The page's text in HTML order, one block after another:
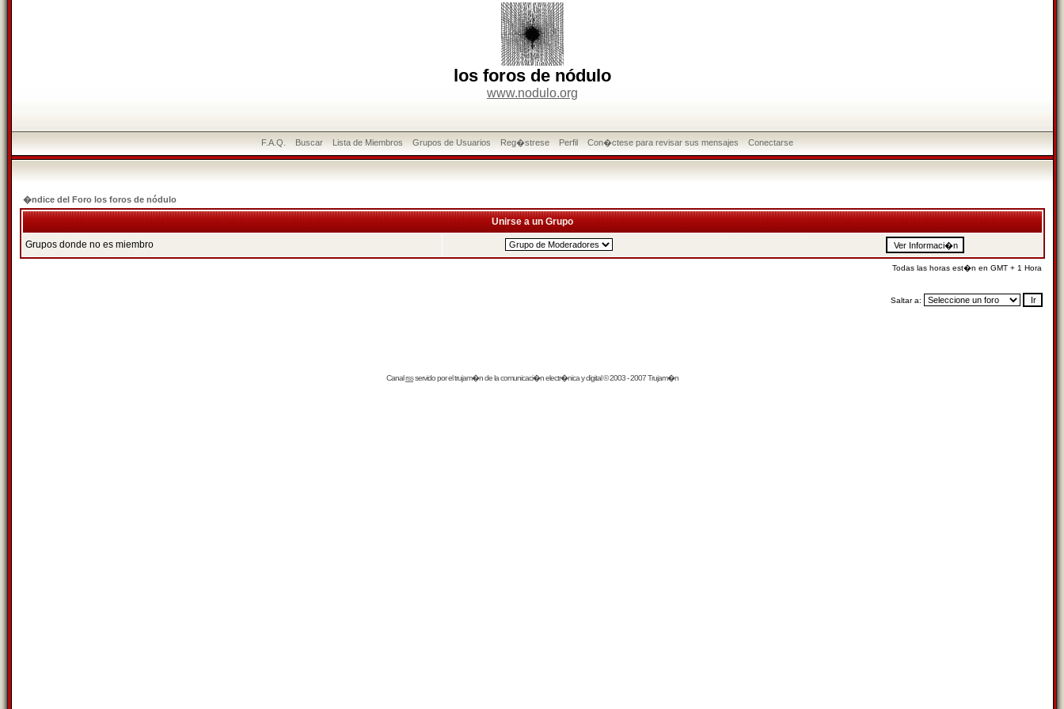
los foros de nódulo
www.nodulo.org
F.A.Q. Buscar Lista de Miembros Grupos de Usuarios Reg�strese Perfil Con�ctese para revisar sus mensajes Conectarse
�ndice del Foro los foros de nódulo
Unirse a un Grupo
Grupos donde no es miembro
Todas las horas est�n en GMT + 1 Hora
Saltar a:
Canalrssservido por eltrujam�nde la comunicaci�n electr�nica y digital © 2003 - 2007 Trujam�n